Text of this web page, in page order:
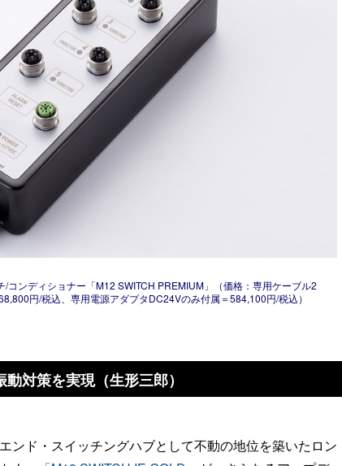
コンディショナー「M12 SWITCH PREMIUM」（価格：専用ケーブル2
円/税込、専用電源アダプタDC24Vのみ付属＝584,100円/税込）
対策を実現（生形三郎）
ンド・スイッチングハブとして不動の地位を築いたロン